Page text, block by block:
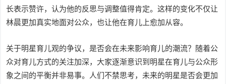
长表示赞许，认为他的反思与调整值得肯定。这样的变化不仅让
林晨更加真实地面对公众，也让他在育儿上愈加从容。
关于明星育儿观的争议，是否会在未来影响育儿的潮流？随着公
众对育儿方式的关注加深，大家逐渐意识到明星在育儿与公众形
象之间的平衡并非易事。人们不禁思考，未来的明星是否会更加